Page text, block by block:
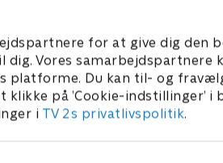
for at give dig den
Vores samarbejdspartnere
Du kan til- og
på ’Cookie-indstillinger’ i
i TV 2s privatlivspolitik.